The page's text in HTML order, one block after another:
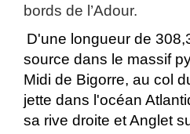
bords de l’Adour.
D'une longueur de
source dans le massif
Midi de Bigorre, au col
jette dans l'océan
sa rive droite etAnglet